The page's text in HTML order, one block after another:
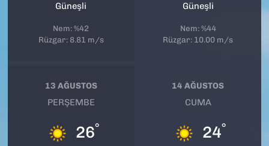
Güneşli
Nem: %42
Rüzgar: 8.81 m/s
Güneşli
Nem: %44
Rüzgar: 10.00 m/s
13 AĞUSTOS
PERŞEMBE
26°
14 AĞUSTOS
CUMA
24°